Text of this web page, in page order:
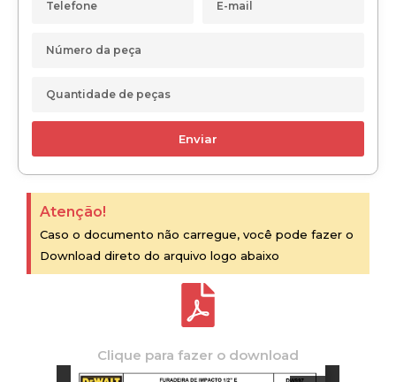
Enviar
Atenção!
Caso o documento não carregue, você pode fazer o
Download direto do arquivo logo abaixo
Clique para fazer o download